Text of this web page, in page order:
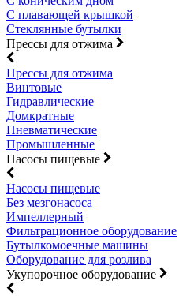
С плавающей крышкой
Стеклянные бутылки
Прессы для отжима
Прессы для отжима
Винтовые
Гидравлические
Домкратные
Пневматические
Промышленные
Насосы пищевые
Насосы пищевые
Без мезгонасоса
Импеллерный
Фильтрационное оборудование
Бутылкомоечные машины
Оборудование для розлива
Укупорочное оборудование